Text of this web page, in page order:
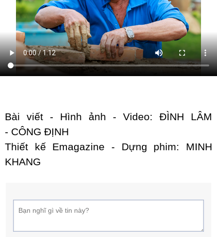
Bài viết - Hình ảnh - Video: ĐÌNH LÂM
- CÔNG ĐỊNH
Thiết kế Emagazine - Dựng phim: MINH
KHANG